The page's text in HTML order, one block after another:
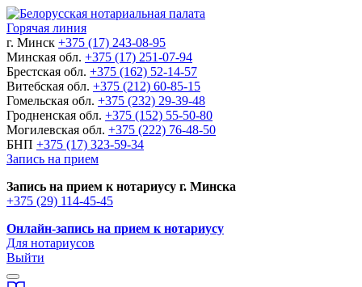
Горячая линия
г. Минск +375 (17) 243-08-95
Минская обл. +375 (17) 251-07-94
Брестская обл. +375 (162) 52-14-57
Витебская обл. +375 (212) 60-85-15
Гомельская обл. +375 (232) 29-39-48
Гродненская обл. +375 (152) 55-50-80
Могилевская обл. +375 (222) 76-48-50
БНП +375 (17) 323-59-34
Запись на прием
Запись на прием к нотариусу г. Минска
+375 (29) 114-45-45
Онлайн-запись на прием к нотариусу
Для нотариусов
Выйти